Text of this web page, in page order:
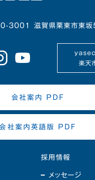
3001 滋賀県栗東市東
yasec
楽天
会社案内 PDF
社案内英語版 PDF
採用情報
メッセージ